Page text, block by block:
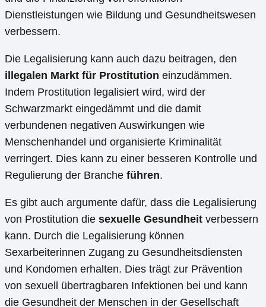
Dienstleistungen wie Bildung und Gesundheitswesen
verbessern.
Die Legalisierung kann auch dazu beitragen, den
illegalen Markt für Prostitution einzudämmen.
Indem Prostitution legalisiert wird, wird der
Schwarzmarkt eingedämmt und die damit
verbundenen negativen Auswirkungen wie
Menschenhandel und organisierte Kriminalität
verringert. Dies kann zu einer besseren Kontrolle und
Regulierung der Branche führen.
Es gibt auch argumente dafür, dass die Legalisierung
von Prostitution die sexuelle Gesundheit verbessern
kann. Durch die Legalisierung können
Sexarbeiterinnen Zugang zu Gesundheitsdiensten
und Kondomen erhalten. Dies trägt zur Prävention
von sexuell übertragbaren Infektionen bei und kann
die Gesundheit der Menschen in der Gesellschaft